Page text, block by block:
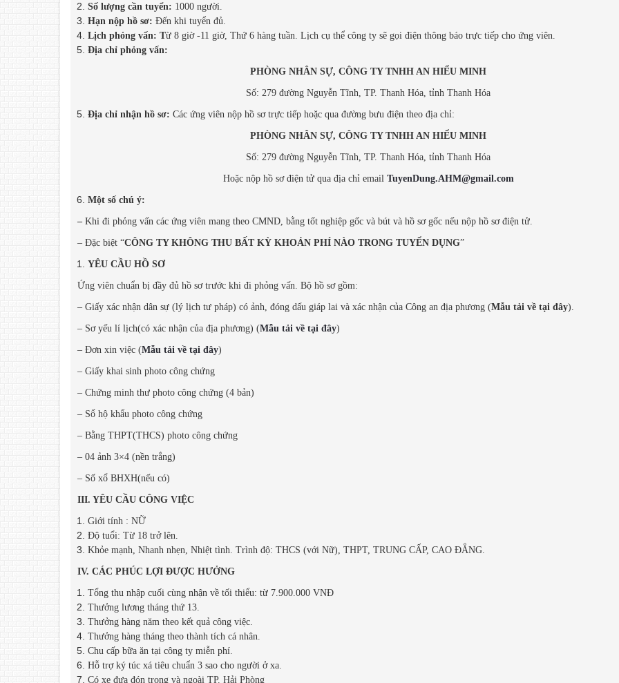
Số lượng cần tuyển: 1000 người.
Hạn nộp hồ sơ: Đến khi tuyển đủ.
Lịch phỏng vấn: Từ 8 giờ -11 giờ, Thứ 6 hàng tuần. Lịch cụ thể công ty sẽ gọi điện thông báo trực tiếp cho ứng viên.
Địa chỉ phỏng vấn:
PHÒNG NHÂN SỰ, CÔNG TY TNHH AN HIỂU MINH
Số: 279 đường Nguyễn Tĩnh, TP. Thanh Hóa, tỉnh Thanh Hóa
Địa chỉ nhận hồ sơ: Các ứng viên nộp hồ sơ trực tiếp hoặc qua đường bưu điện theo địa chỉ:
PHÒNG NHÂN SỰ, CÔNG TY TNHH AN HIỂU MINH
Số: 279 đường Nguyễn Tĩnh, TP. Thanh Hóa, tỉnh Thanh Hóa
Hoặc nộp hồ sơ điện tử qua địa chỉ email TuyenDung.AHM@gmail.com
Một số chú ý:
– Khi đi phỏng vấn các ứng viên mang theo CMND, bằng tốt nghiệp gốc và bút và hồ sơ gốc nếu nộp hồ sơ điện tử.
– Đặc biệt “CÔNG TY KHÔNG THU BẤT KỲ KHOẢN PHÍ NÀO TRONG TUYỂN DỤNG”
YÊU CẦU HỒ SƠ
Ứng viên chuẩn bị đầy đủ hồ sơ trước khi đi phỏng vấn. Bộ hồ sơ gồm:
– Giấy xác nhận dân sự (lý lịch tư pháp) có ảnh, đóng dấu giáp lai và xác nhận của Công an địa phương (Mẫu tải về tại đây).
– Sơ yếu lí lịch(có xác nhận của địa phương) (Mẫu tải về tại đây)
– Đơn xin việc (Mẫu tải về tại đây)
– Giấy khai sinh photo công chứng
– Chứng minh thư photo công chứng (4 bản)
– Sổ hộ khẩu photo công chứng
– Bằng THPT(THCS) photo công chứng
– 04 ảnh 3×4 (nền trắng)
– Số xổ BHXH(nếu có)
III. YÊU CẦU CÔNG VIỆC
Giới tính : NỮ
Độ tuổi: Từ 18 trở lên.
Khỏe mạnh, Nhanh nhẹn, Nhiệt tình. Trình độ: THCS (với Nữ), THPT, TRUNG CẤP, CAO ĐẲNG.
IV. CÁC PHÚC LỢI ĐƯỢC HƯỞNG
Tổng thu nhập cuối cùng nhận về tối thiểu: từ 7.900.000 VNĐ
Thưởng lương tháng thứ 13.
Thưởng hàng năm theo kết quả công việc.
Thưởng hàng tháng theo thành tích cá nhân.
Chu cấp bữa ăn tại công ty miễn phí.
Hỗ trợ ký túc xá tiêu chuẩn 3 sao cho người ở xa.
Có xe đưa đón trong và ngoài TP. Hải Phòng
Thùy Trang: Lựa chọn Trung tâm
học tin học văn phòng tại trung tâm
kế toán An Hiểu Minh bản thân em